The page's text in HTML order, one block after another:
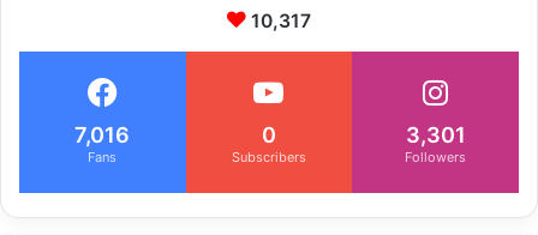
10,317
7,016
Fans
0
Subscribers
3,301
Followers